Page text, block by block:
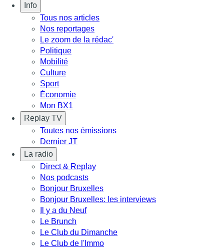
Info
Tous nos articles
Nos reportages
Le zoom de la rédac'
Politique
Mobilité
Culture
Sport
Économie
Mon BX1
Replay TV
Toutes nos émissions
Dernier JT
La radio
Direct & Replay
Nos podcasts
Bonjour Bruxelles
Bonjour Bruxelles: les interviews
Il y a du Neuf
Le Brunch
Le Club du Dimanche
Le Club de l'Immo